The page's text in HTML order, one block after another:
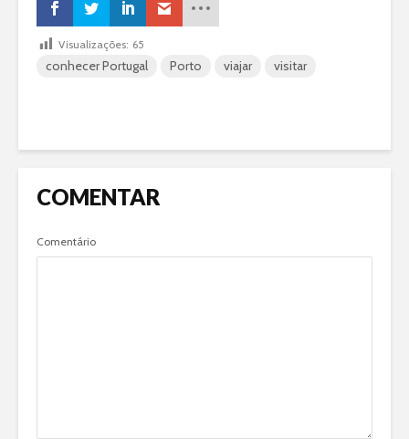
Visualizações: 65
conhecer Portugal Porto viajar visitar
COMENTAR
Comentário